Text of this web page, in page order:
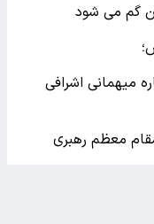
گم می شود
میهمانی اشرافی
معظم رهبری